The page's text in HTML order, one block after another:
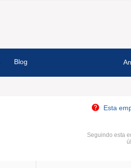
Blog
Esta
Seguindo esta